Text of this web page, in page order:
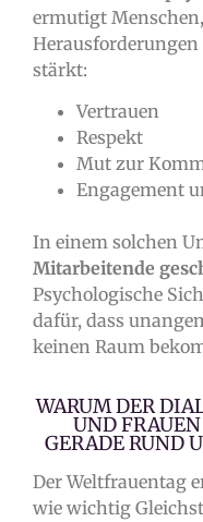
ermutigt
stärkt:
Vertrauen
Respekt
Mut zur
Engagement
In einem solchen
Mitarbeitende
Psychologische
dafür, dass
keinen Raum
WARUM DER
UND
GERADE RUND
Der Weltfrauentag
wie wichtig